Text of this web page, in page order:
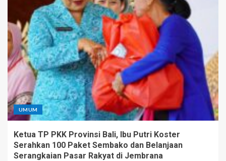
UMUM
Ketua TP PKK Provinsi Bali, Ibu Putri Koster
Serahkan 100 Paket Sembako dan Belanjaan
Serangkaian Pasar Rakyat di Jembrana